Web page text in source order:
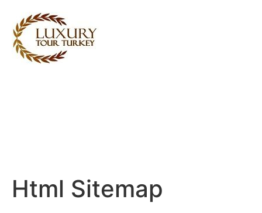
Html Sitemap